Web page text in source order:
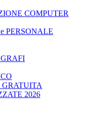
COMPUTER
PERSONALE
2026